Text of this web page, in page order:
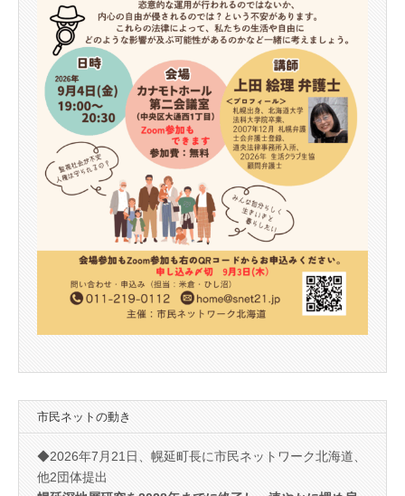
市民ネットの動き
◆2026年7月21日、幌延町長に市民ネットワーク北海道、
他2団体提出